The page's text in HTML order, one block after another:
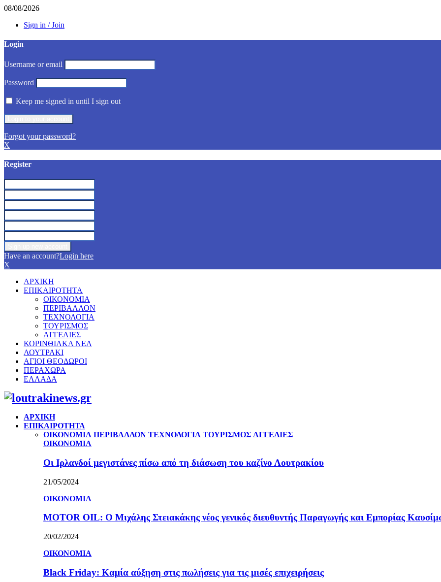
08/08/2026
Sign in / Join
Login
Username or email
Password
Keep me signed in until I sign out
Forgot your password?
X
Register
Have an account?Login here
X
ΑΡΧΙΚΗ
ΕΠΙΚΑΙΡΟΤΗΤΑ
ΟΙΚΟΝΟΜΙΑ
ΠΕΡΙΒΑΛΛΟΝ
ΤΕΧΝΟΛΟΓΙΑ
ΤΟΥΡΙΣΜΟΣ
ΑΓΓΕΛΙΕΣ
ΚΟΡΙΝΘΙΑΚΑ ΝΕΑ
ΛΟΥΤΡΑΚΙ
ΑΓΙΟΙ ΘΕΟΔΩΡΟΙ
ΠΕΡΑΧΩΡΑ
ΕΛΛΑΔΑ
Facebook
Twitter
Instagram
Pinterest
Youtube
ΑΡΧΙΚΗ
ΕΠΙΚΑΙΡΟΤΗΤΑ
ΟΙΚΟΝΟΜΙΑ ΠΕΡΙΒΑΛΛΟΝ ΤΕΧΝΟΛΟΓΙΑ ΤΟΥΡΙΣΜΟΣ ΑΓΓΕΛΙΕΣ
ΟΙΚΟΝΟΜΙΑ
Οι Ιρλανδοί μεγιστάνες πίσω από τη διάσωση του καζίνο Λουτρακίου
21/05/2024
ΟΙΚΟΝΟΜΙΑ
MOTOR OIL: Ο Μιχάλης Στειακάκης νέος γενικός διευθυντής Παραγωγής και Εμπορίας
20/02/2024
ΟΙΚΟΝΟΜΙΑ
Black Friday: Καμία αύξηση στις πωλήσεις για τις μισές επιχειρήσεις